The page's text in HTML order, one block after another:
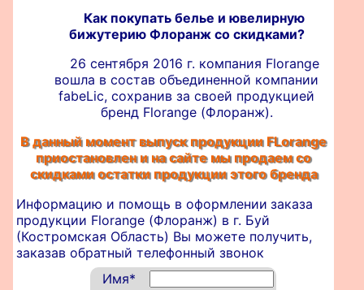
Как покупать белье и ювелирную
бижутерию Флоранж со скидками?
26 сентября 2016 г. компания Florange
вошла в состав объединенной компании
fabeLic, сохранив за своей продукцией
бренд Florange (Флоранж).
В данный момент выпуск продукции FLorange
приостановлен и на сайте мы продаем со
скидками остатки продукции этого бренда
Информацию и помощь в оформлении заказа
продукции Florange (Флоранж) в г. Буй
(Костромская Область) Вы можете получить,
заказав обратный телефонный звонок
Имя*